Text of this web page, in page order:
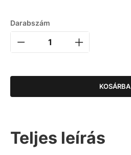
Darabszám
KOSÁRBA
Teljes leírás